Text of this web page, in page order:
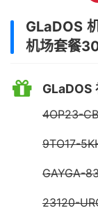
GLaDOS
机场套餐
GLaDOS
4OP23-
9TO17-
GAYGA-
23120-